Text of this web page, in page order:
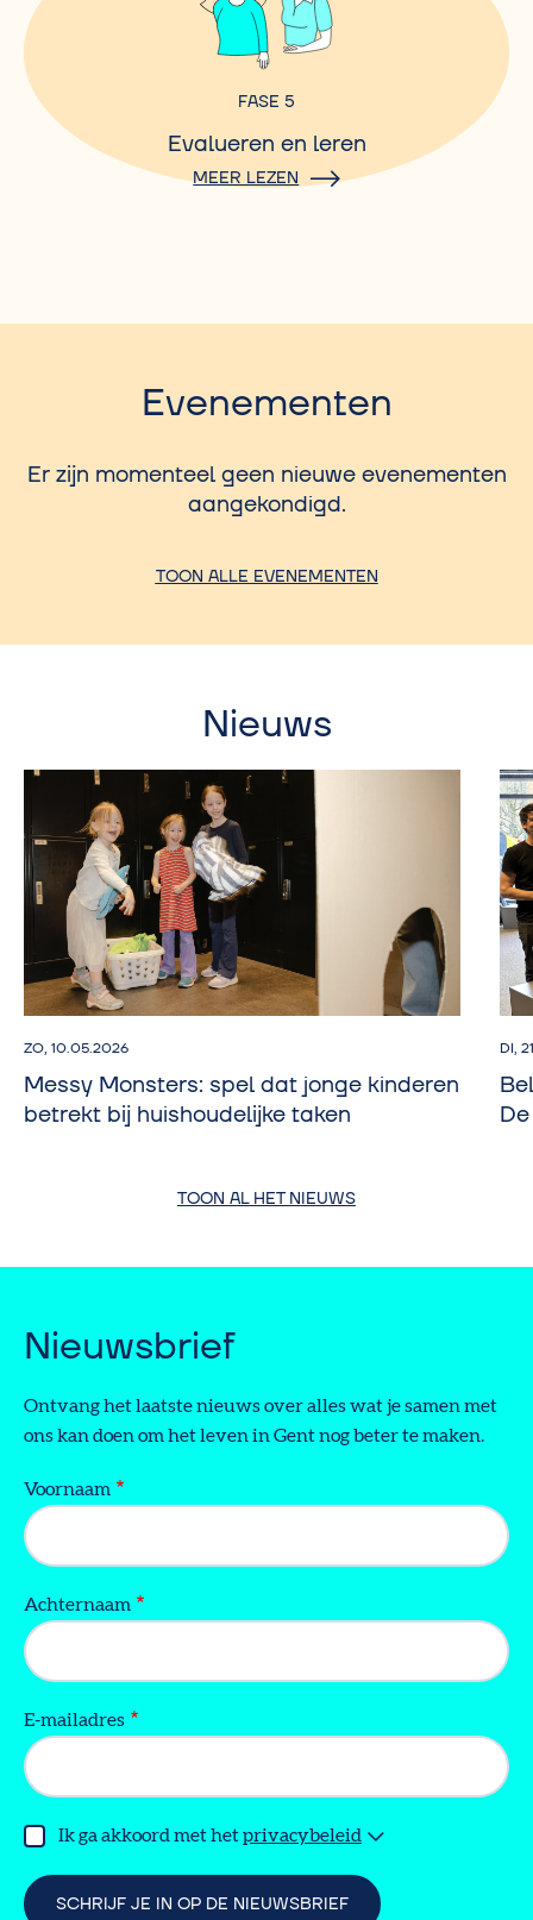
FASE 5
Evalueren en leren
MEER LEZEN
Evenementen
Er zijn momenteel geen nieuwe evenementen
aangekondigd.
TOON ALLE EVENEMENTEN
Nieuws
ZO, 10.05.2026
Messy Monsters: spel dat jonge kinderen
betrekt bij huishoudelijke taken
DI,
TOON AL HET NIEUWS
Nieuwsbrief
Ontvang het laatste nieuws over alles wat je samen met
ons kan doen om het leven in Gent nog beter te maken.
Voornaam
Achternaam
E-mailadres
Ik ga akkoord met hetprivacybeleid